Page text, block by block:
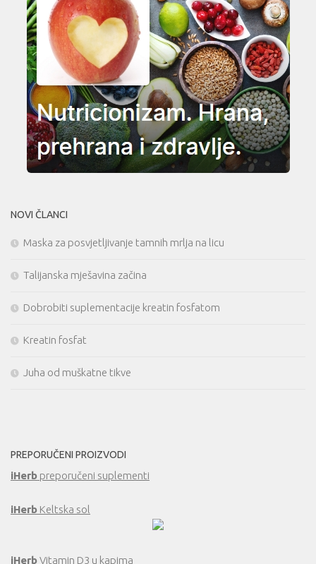
NOVI ČLANCI
Maska za posvjetljivanje tamnih mrlja na licu
Talijanska mješavina začina
Dobrobiti suplementacije kreatin fosfatom
Kreatin fosfat
Juha od muškatne tikve
PREPORUČENI PROIZVODI
iHerb preporučeni suplementi
iHerb Keltska sol
iHerbVitamin D3 u kapima